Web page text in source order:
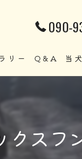
090-
リー Q&A 当
ペ
クス